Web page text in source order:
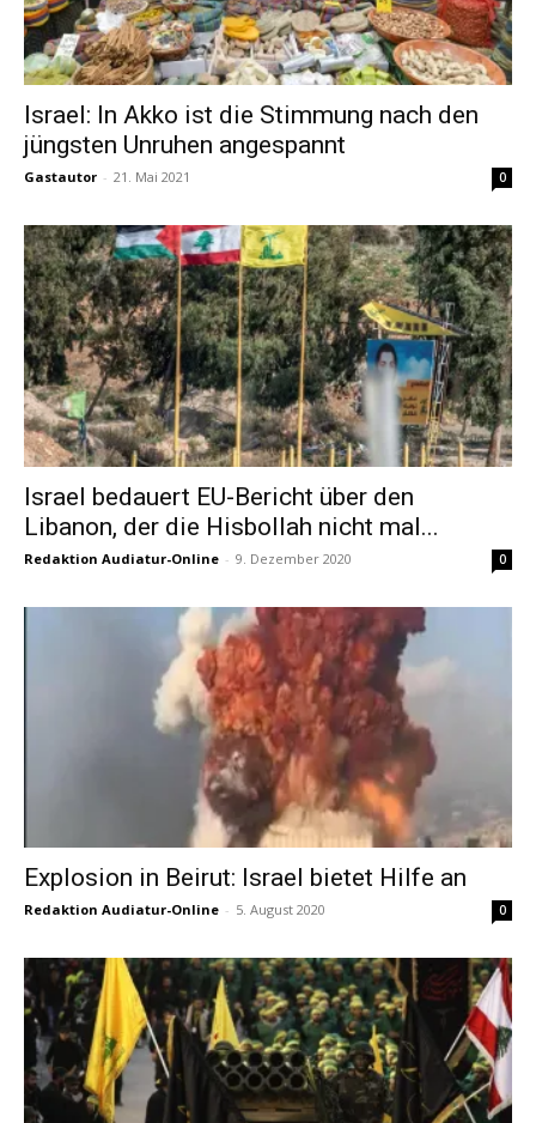
Israel: In Akko ist die Stimmung nach den
jüngsten Unruhen angespannt
Gastautor - 21. Mai 2021 0
Israel bedauert EU-Bericht über den
Libanon, der die Hisbollah nicht mal...
Redaktion Audiatur-Online - 9. Dezember 2020 0
Explosion in Beirut: Israel bietet Hilfe an
Redaktion Audiatur-Online - 5. August 2020 0